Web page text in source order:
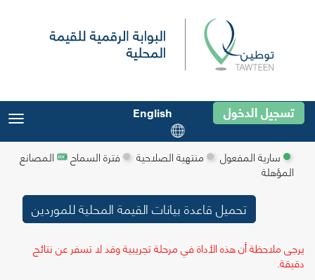
تسجيل الدخول English
سارية المفعول منتهية الصلاحية فترة السماح المصانع
المؤهلة
تحميل قاعدة بيانات القيمة المحلية للموردين
ملاحظة أن هذه الأداة في مرحلة تجريبية وقد لا تسفر عن نتائج